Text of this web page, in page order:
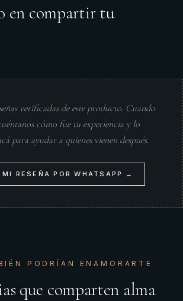
en compartir tu
verificadas de este producto. Cuando
cómo fue tu experiencia y lo
para ayudar a quienes vienen después.
MI RESEÑA POR WHATSAPP →
PODRÍAN ENAMORARTE
que comparten alma